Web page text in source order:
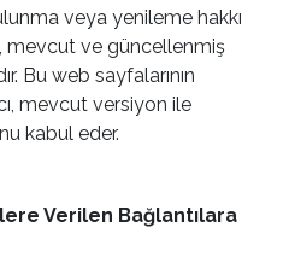
veya yenileme hakkı
mevcut ve güncellenmiş
Bu web sayfalarının
mevcut versiyon ile
kabul eder.
Verilen Bağlantılara